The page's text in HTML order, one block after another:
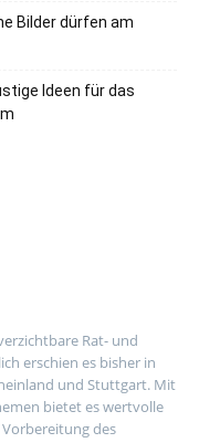
Bilder dürfen am
Ideen für das
Rat- und
erschien es bisher in
und Stuttgart. Mit
bietet es wertvolle
des